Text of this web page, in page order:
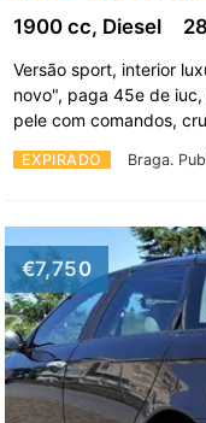
EXPIRADO Braga.
1900 cc, Diesel
Versão sport, interior
novo", paga 45e de
pele com comandos,
€7,750